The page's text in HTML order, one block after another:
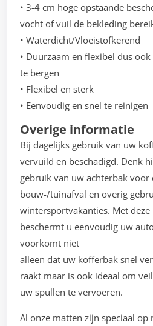
• 3-4 cm hoge opstaande
vocht of vuil de bekleding
• Waterdicht/Vloeistofkerend
• Duurzaam en flexibel dus
te bergen
• Flexibel en sterk
• Eenvoudig en snel te reinigen
Overige informatie
Bij dagelijks gebruik van uw
vervuild en beschadigd. Denk
gebruik van uw achterbak voor
bouw-/tuinafval en overig
wintersportvakanties. Met
beschermt u eenvoudig uw
voorkomt niet
alleen dat uw kofferbak snel
raakt maar is ook ideaal om
uw spullen te vervoeren.
Al onze matten zijn speciaal op